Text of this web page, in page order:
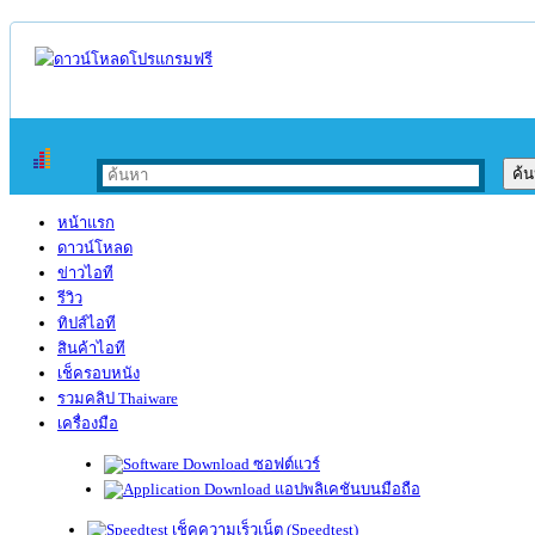
หน้าแรก
ดาวน์โหลด
ข่าวไอที
รีวิว
ทิปส์ไอที
สินค้าไอที
เช็ครอบหนัง
รวมคลิป Thaiware
เครื่องมือ
ซอฟต์แวร์
แอปพลิเคชันบนมือถือ
เช็คความเร็วเน็ต (Speedtest)